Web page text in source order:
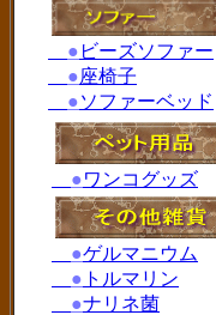
● ビーズソファー
●座椅子
●ソファーベッド
●ワンコグッズ
●ゲルマニウム
● トルマリン
●ナリネ菌